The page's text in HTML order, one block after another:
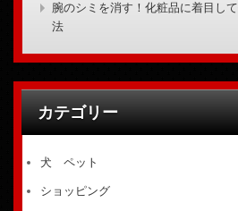
腕のシミを消す！化粧品に着目し
法
カテゴリー
犬 ペット
ショッピング